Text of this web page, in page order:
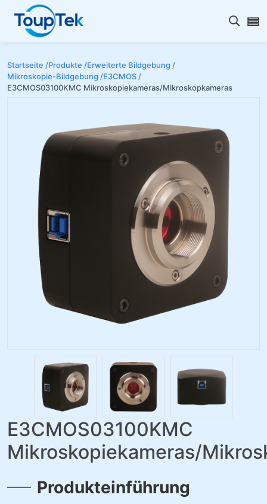
Open
Startseite /Produkte /Erweiterte Bildgebung /
Mikroskopie-Bildgebung /E3CMOS /
E3CMOS03100KMC Mikroskopiekameras/Mikroskopkameras
E3CMOS03100KMC
Mikroskopiekameras/
Produkteinführung